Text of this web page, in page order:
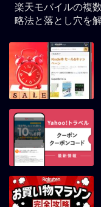
楽天モバイルの複
略法と落とし穴を